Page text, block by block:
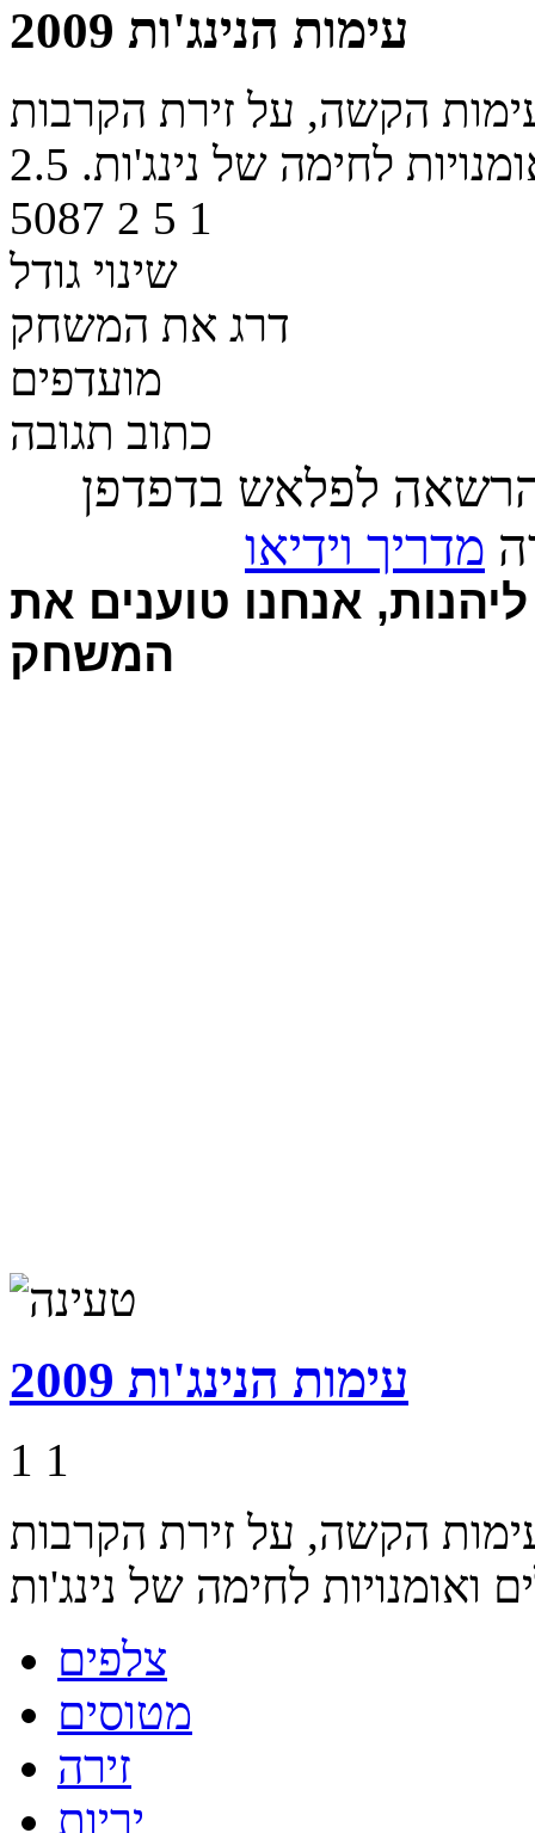
עימות הנינג'ות 2009
הקשה, על זירת הקרבות
לחימה של נינג'ות. 2.5
5087 2 5 1
שינוי גודל
דרג את המשחק
מועדפים
כתוב תגובה
לפלאש בדפדפן
מדריך וידיאו
אנחנו טוענים את
המשחק
עימות הנינג'ות 2009
1 1
הקשה, על זירת הקרבות
צלפים
מטוסים
זירה
יריות